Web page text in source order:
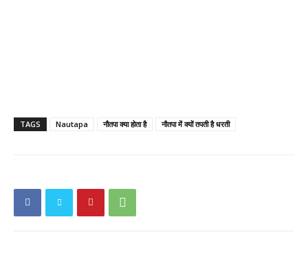
TAGS Nautapa नौतपा क्या होता है नौतपा में क्यों तपती है धरती